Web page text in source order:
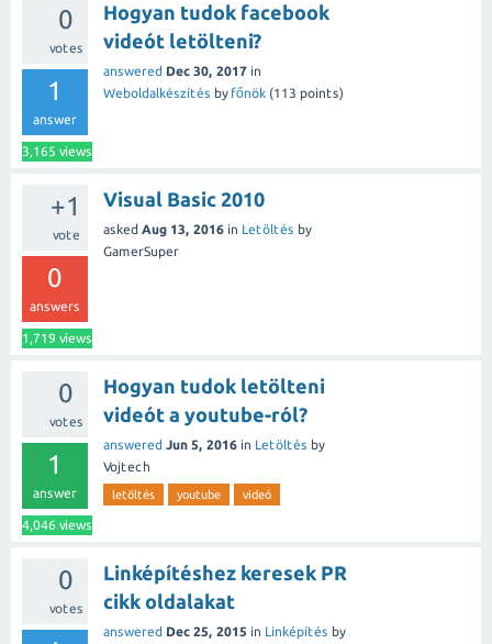
0
votes
1
answer
3,165 views
Hogyan tudok facebook
videót letölteni?
answered Dec 30, 2017 in
Weboldalkészítés by főnök (113 points)
+1
vote
0
answers
1,719 views
Visual Basic 2010
asked Aug 13, 2016 in Letöltés by
GamerSuper
0
votes
1
answer
4,046 views
Hogyan tudok letölteni
videót a youtube-ról?
answered Jun 5, 2016 in Letöltés by
Vojtech
letöltés youtube videó
0
votes
Linképítéshez keresek PR
cikk oldalakat
answered Dec 25, 2015 in Linképítés by